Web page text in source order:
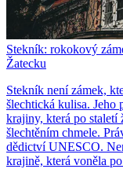
Stekník: rokokový
Žatecku
Stekník není zámek,
šlechtická kulisa. Jeho
krajiny, která po staletí
šlechtěním chmele.
dědictví UNESCO.
krajině, která voněla